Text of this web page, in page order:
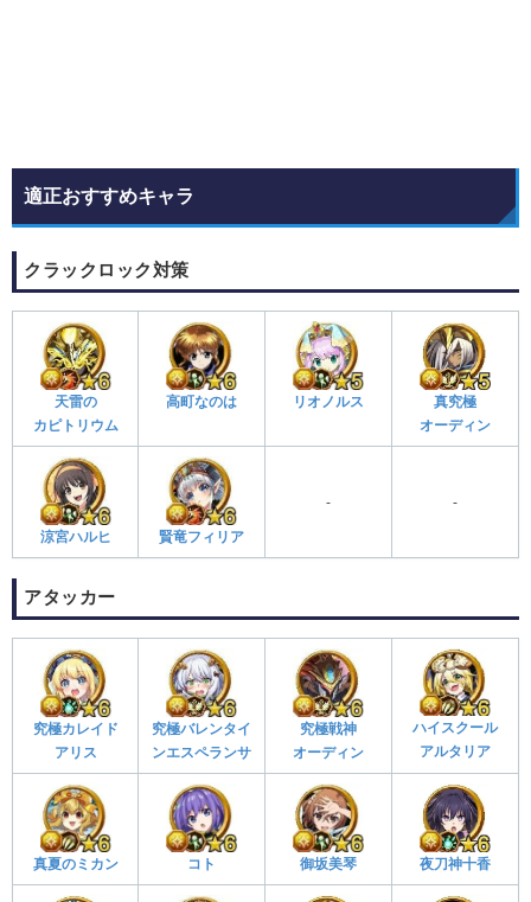
適正おすすめキャラ
クラックロック対策
天雷の
カピトリウム
高町なのは リオノルス
真究極
オーディン
涼宮ハルヒ 賢竜フィリア
- -
アタッカー
究極カレイド
アリス
究極バレンタイ
ンエスペランサ
究極戦神
オーディン
ハイスクール
アルタリア
真夏のミカン コト 御坂美琴 夜刀神十香